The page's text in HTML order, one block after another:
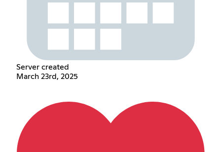
Server created
March 23rd, 2025